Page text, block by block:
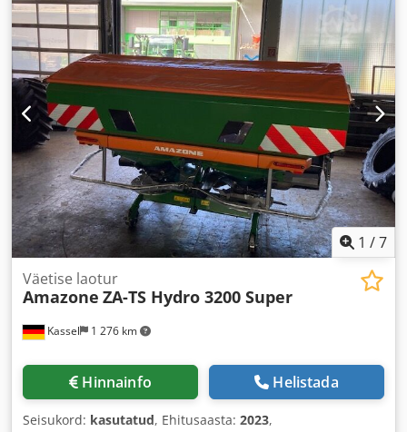
1 /7
Kassel 1 276 km
Väetise laotur
Amazone ZA-TS Hydro 3200 Super
Hinnainfo Helistada
Seisukord: kasutatud, Ehitusaasta: 2023,